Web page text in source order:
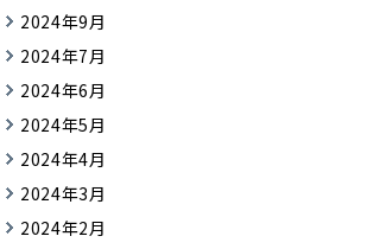
2024年9月
2024年7月
2024年6月
2024年5月
2024年4月
2024年3月
2024年2月